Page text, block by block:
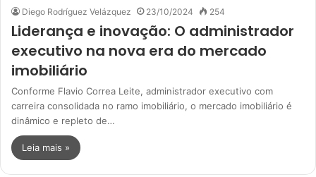
Diego Rodríguez Velázquez 23/10/2024 254
Liderança e inovação: O administrador
executivo na nova era do mercado
imobiliário
Conforme Flavio Correa Leite, administrador executivo com
carreira consolidada no ramo imobiliário, o mercado imobiliário é
dinâmico e repleto de…
Leia mais »